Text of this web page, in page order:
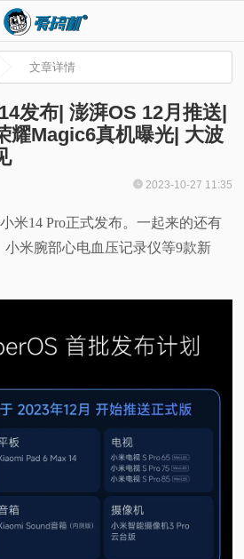
文章详情
发布| 澎湃OS 12月推送|
耀Magic6真机曝光| 大波
2023-10-27 11:35
米14 Pro正式发布。一起来的还有
小米腕部心电血压记录仪等9款新